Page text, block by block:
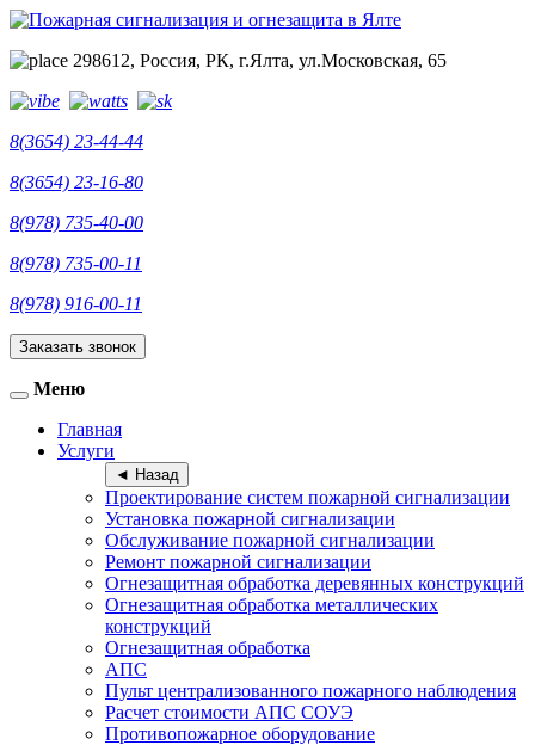
298612, Россия, РК, г.Ялта, ул.Московская, 65
8(3654) 23-44-44
8(3654) 23-16-80
8(978) 735-40-00
8(978) 735-00-11
8(978) 916-00-11
Заказать звонок
Toggle
navigation
Меню
Главная
Услуги
◄ Назад
Проектирование систем пожарной сигнализации
Установка пожарной сигнализации
Обслуживание пожарной сигнализации
Ремонт пожарной сигнализации
Огнезащитная обработка деревянных конструкций
Огнезащитная обработка металлических
конструкций
Огнезащитная обработка
АПС
Пульт централизованного пожарного наблюдения
Расчет стоимости АПС СОУЭ
Противопожарное оборудование